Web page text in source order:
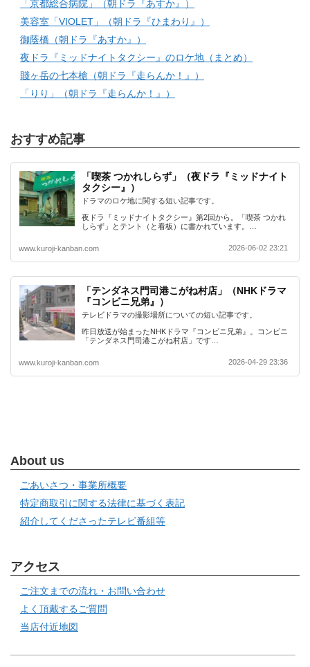
「京都総合病院」（朝ドラ『あすか』）
美容室「VIOLET」（朝ドラ『ひまわり』）
御蔭橋（朝ドラ『あすか』）
夜ドラ『ミッドナイトタクシー』のロケ地（まとめ）
賤ヶ岳の七本槍（朝ドラ『走らんか！』）
「りり」（朝ドラ『走らんか！』）
おすすめ記事
「喫茶 つかれしらず」（夜ドラ『ミッドナイト
タクシー』）
ドラマのロケ地に関する短い記事です。
夜ドラ『ミッドナイトタクシー』第2回から。「喫茶 つかれ
しらず」とテント（と看板）に書かれています。…
www.kuroji-kanban.com 2026-06-02 23:21
「テンダネス門司港こがね村店」（NHKドラマ
『コンビニ兄弟』）
テレビドラマの撮影場所についての短い記事です。
昨日放送が始まったNHKドラマ『コンビニ兄弟』。コンビニ
「テンダネス門司港こがね村店」です…
www.kuroji-kanban.com 2026-04-29 23:36
About us
ごあいさつ・事業所概要
特定商取引に関する法律に基づく表記
紹介してくださったテレビ番組等
アクセス
ご注文までの流れ・お問い合わせ
よく頂戴するご質問
当店付近地図